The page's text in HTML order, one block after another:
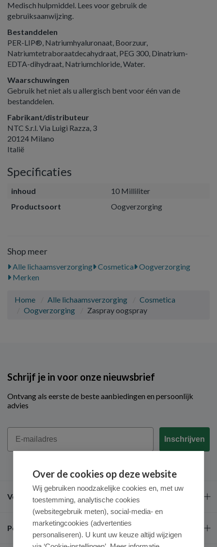
Medisch hulpmiddel. Lees voor gebruik de
gebruiksaanwijzing.
Bestanddelen
PER-LIP®, Natriumhyaluronaat, Boorzuur,
Natriumtetraboraatdecahydraat, PEG 300, Dinatrium-
EDTA-dihydraat, Natriumchloride, Water.
Waarschuwingen
Gebruik het niet als u allergisch bent voor één van de
bestanddelen.
Fabrikant/distributeur
NTC S.r.l. Via Luigi Razza, 3
20124 Milano
Italië
Specificaties
inhoud
10 Milliliter
Productsoort
Oogverzorging
Shop meer
Alle lichaamsverzorging Cosmetica
Oogverzorging
Merken
Home Alle lichaamsverzorging
Cosmetica
Oogverzorging
Zaspray oogspray
Schrijf je in voor onze nieuwsbrief
Ontvang als eerste de beste aanbiedingen en persoonlijk
advies
Email
Inschrijven
Veel gestelde vragen
Populaire merken
Over de cookies op deze website
Wij gebruiken noodzakelijke cookies en, met uw
toestemming, analytische cookies
(websitegebruik meten), social-media- en
marketingcookies (advertenties
personaliseren). U kunt uw keuze altijd wijzigen